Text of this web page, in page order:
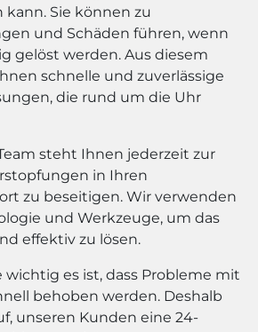
Sie können zu
und Schäden führen, wenn
gelöst werden. Aus diesem
schnelle und zuverlässige
die rund um die Uhr
steht Ihnen jederzeit zur
in Ihren
zu beseitigen. Wir verwenden
und Werkzeuge, um das
effektiv zu lösen.
wichtig es ist, dass Probleme mit
behoben werden. Deshalb
unseren Kunden eine 24-